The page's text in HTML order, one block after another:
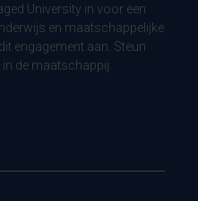
University in voor een
en maatschappelijke
engagement aan. Steun
de maatschappij.